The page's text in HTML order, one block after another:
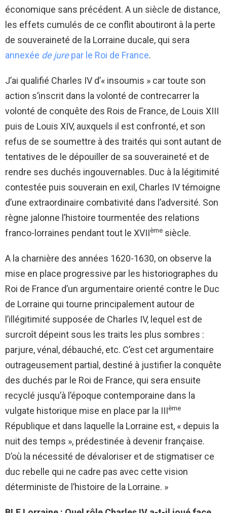
économique sans précédent. A un siècle de distance,
les effets cumulés de ce conflit aboutiront à la perte
de souveraineté de la Lorraine ducale, qui sera
annexée de jurepar le Roi de France.
J’ai qualifié Charles IV d’« insoumis » car toute son
action s’inscrit dans la volonté de contrecarrer la
volonté de conquête des Rois de France, de Louis XIII
puis de Louis XIV, auxquels il est confronté, et son
refus de se soumettre à des traités qui sont autant de
tentatives de le dépouiller de sa souveraineté et de
rendre ses duchés ingouvernables. Duc à la légitimité
contestée puis souverain en exil, Charles IV témoigne
d’une extraordinaire combativité dans l’adversité. Son
règne jalonne l’histoire tourmentée des relations
franco-lorraines pendant tout le XVIIème siècle.
A la charnière des années 1620-1630, on observe la
mise en place progressive par les historiographes du
Roi de France d’un argumentaire orienté contre le Duc
de Lorraine qui tourne principalement autour de
l’illégitimité supposée de Charles IV, lequel est de
surcroît dépeint sous les traits les plus sombres :
parjure, vénal, débauché, etc. C’est cet argumentaire
outrageusement partial, destiné à justifier la conquête
des duchés par le Roi de France, qui sera ensuite
recyclé jusqu’à l’époque contemporaine dans la
vulgate historique mise en place par la IIIème
République et dans laquelle la Lorraine est, « depuis la
nuit des temps », prédestinée à devenir française.
D’où la nécessité de dévaloriser et de stigmatiser ce
duc rebelle qui ne cadre pas avec cette vision
déterministe de l’histoire de la Lorraine. »